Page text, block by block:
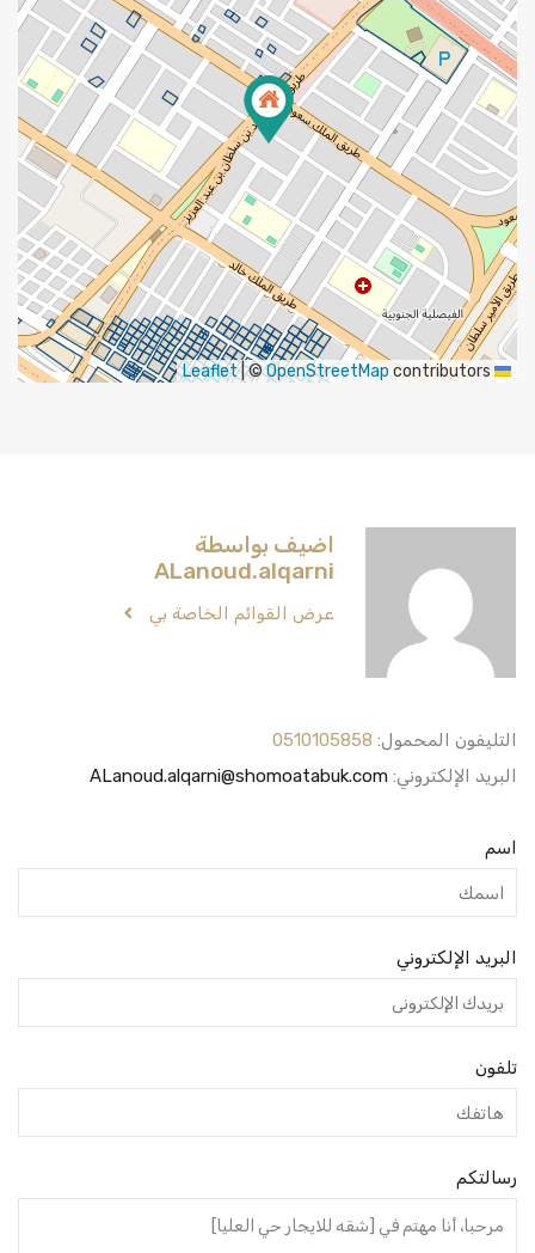
|©OpenStreetMap contributors
اضيف بواسطة
ALanoud.alqarni
عرض القوائم الخاصة بي
التليفون المحمول: 0510105858
البريد الإلكتروني: ALanoud.alqarni@shomoatabuk.com
اسم
البريد الإلكتروني
تلفون
رسالتكم